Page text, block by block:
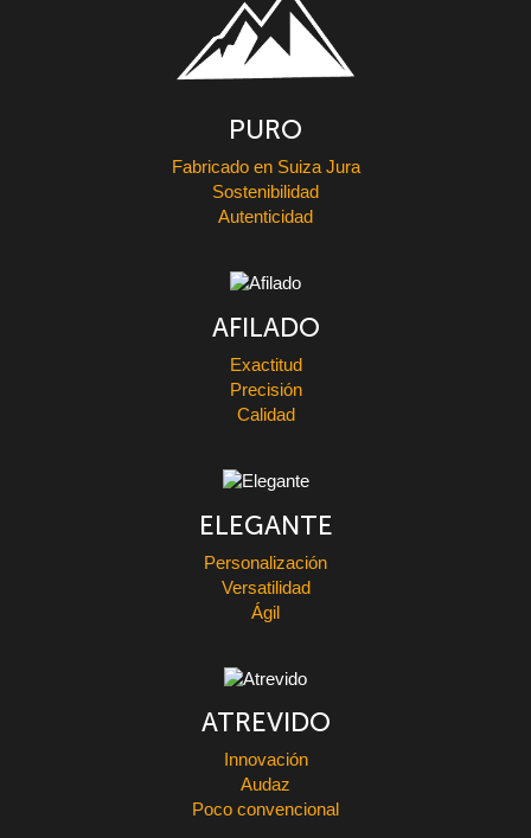
PURO
Fabricado en Suiza Jura
Sostenibilidad
Autenticidad
AFILADO
Exactitud
Precisión
Calidad
ELEGANTE
Personalización
Versatilidad
Ágil
ATREVIDO
Innovación
Audaz
Poco convencional